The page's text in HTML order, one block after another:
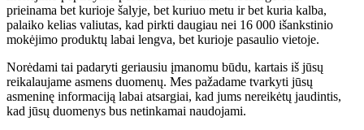
prieinama bet kurioje šalyje, bet kuriuo metu ir bet kuria kalba,
palaiko kelias valiutas, kad pirkti daugiau nei 16 000 išankstinio
mokėjimo produktų labai lengva, bet kurioje pasaulio vietoje.
Norėdami tai padaryti geriausiu įmanomu būdu, kartais iš jūsų
reikalaujame asmens duomenų. Mes pažadame tvarkyti jūsų
asmeninę informaciją labai atsargiai, kad jums nereikėtų jaudintis,
kad jūsų duomenys bus netinkamai naudojami.